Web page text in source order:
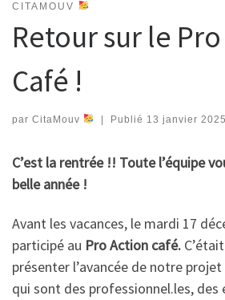
CITAMOUV
Retour sur le
Café !
par CitaMouv | Publié 13 janvier 2025
C’est la rentrée !! Toute l’équipe
belle année !
Avant les vacances, le mardi 17
participé au Pro Action café.
présenter l’avancée de notre
qui sont des professionnel.les, des